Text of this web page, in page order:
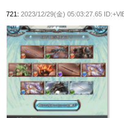
721: 2023/12/29(金) 05:03:27.65